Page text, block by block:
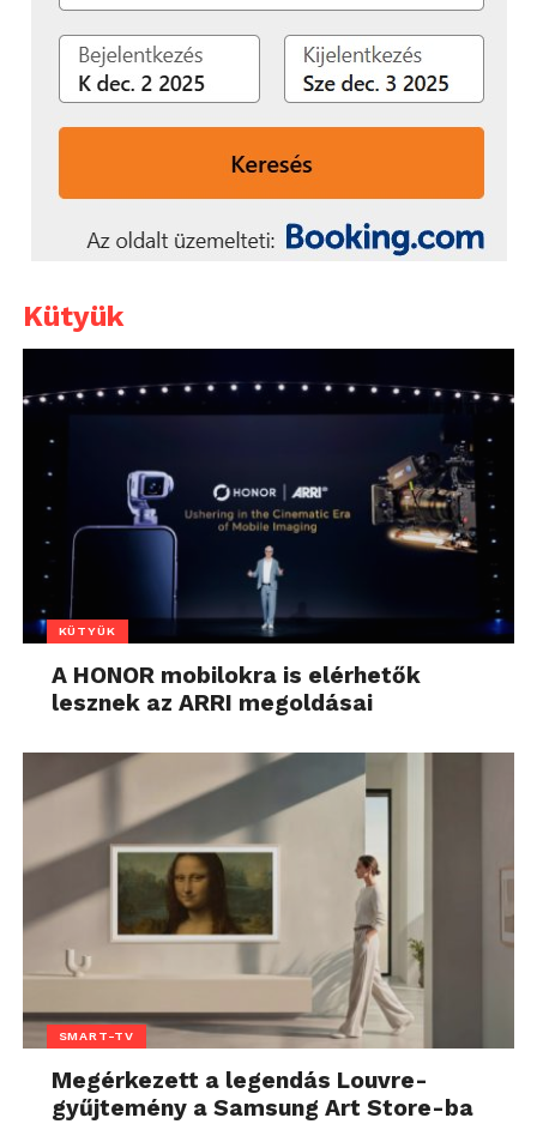
Kütyük
KÜTYÜK
A HONOR mobilokra is elérhetők
lesznek az ARRI megoldásai
SMART-TV
Megérkezett a legendás Louvre-
gyűjtemény a Samsung Art Store-ba